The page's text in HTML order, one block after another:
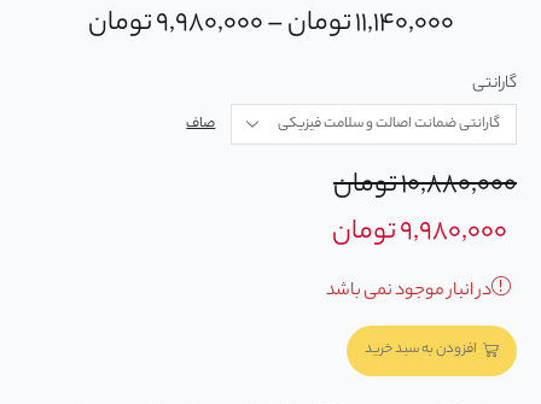
۱۱,۱۴۰,۰۰۰تومان–۹,۹۸۰,۰۰۰تومان
گارانتی
صاف
۱۰,۸۸۰,۰۰۰تومان
۹,۹۸۰,۰۰۰تومان
در انبار موجود نمی باشد
افزودن به سبد خرید